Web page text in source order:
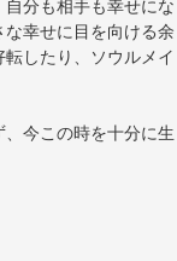
分も相手も幸せにな
幸せに目を向ける余
したり、ソウルメイ
今この時を十分に生